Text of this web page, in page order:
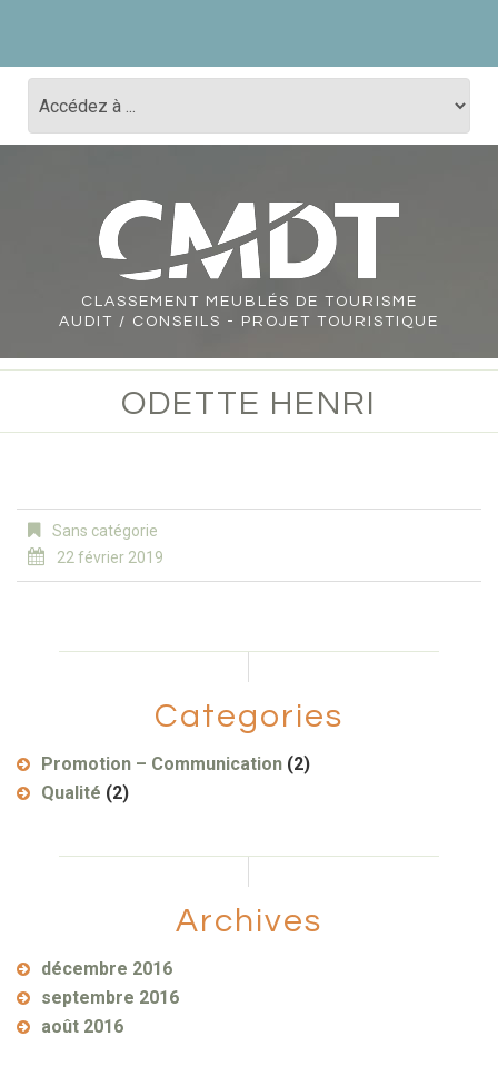
CLASSEMENT
MEUBLÉS DE TOURISME
AUDIT / CONSEILS - PROJET TOURISTIQUE
ODETTE HENRI
Sans catégorie
22 février 2019
Categories
Promotion – Communication (2)
Qualité (2)
Archives
décembre 2016
septembre 2016
août 2016